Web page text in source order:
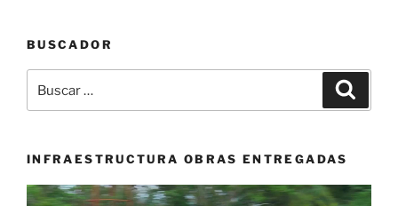
un
nacional»
BUSCADOR
por:
INFRAESTRUCTURA OBRAS ENTREGADAS
Reproductor